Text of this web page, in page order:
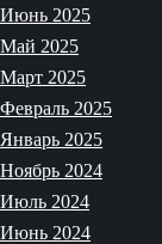
Июнь 2025
Май 2025
Март 2025
Февраль 2025
Январь 2025
Ноябрь 2024
Июль 2024
Июнь 2024